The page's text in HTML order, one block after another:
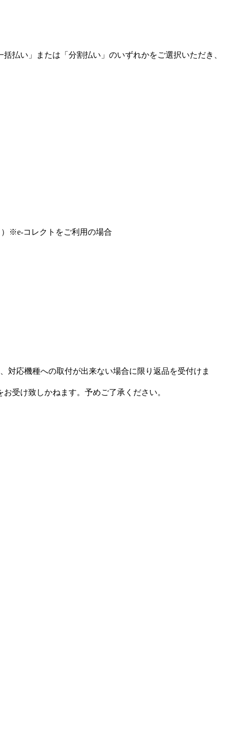
払い」または「分割払い」のいずれかをご選択いただき、
※e-コレクトをご利用の場合
対応機種への取付が出来ない場合に限り返品を受付けま
受け致しかねます。予めご了承ください。